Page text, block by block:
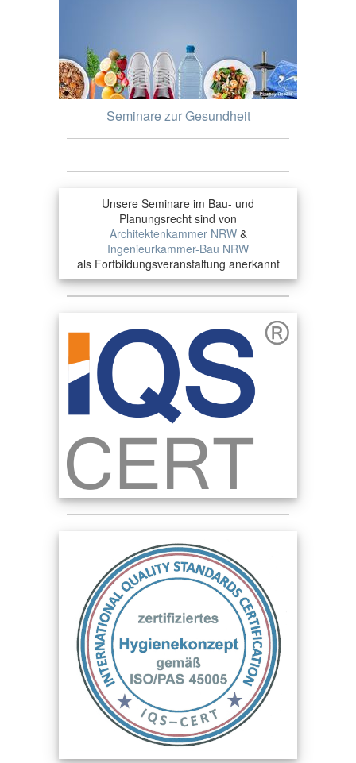
Seminare zur Gesundheit
Unsere Seminare im Bau- und
Planungsrecht sind von
Architektenkammer NRW&
Ingenieurkammer-Bau NRW
als Fortbildungsveranstaltung anerkannt